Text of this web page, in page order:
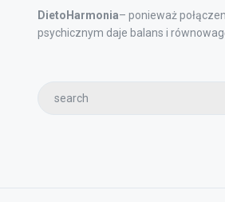
DietoHarmonia– ponieważ
psychicznym daje balans i